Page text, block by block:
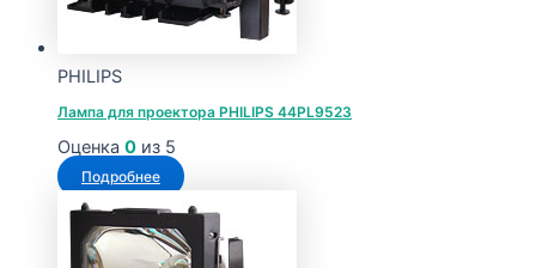
PHILIPS
Лампа для проектора PHILIPS 44PL9523
Оценка 0 из 5
Подробнее